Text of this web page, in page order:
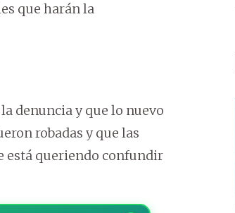
que harán la
denuncia y que lo nuevo
robadas y que las
está queriendo confundir